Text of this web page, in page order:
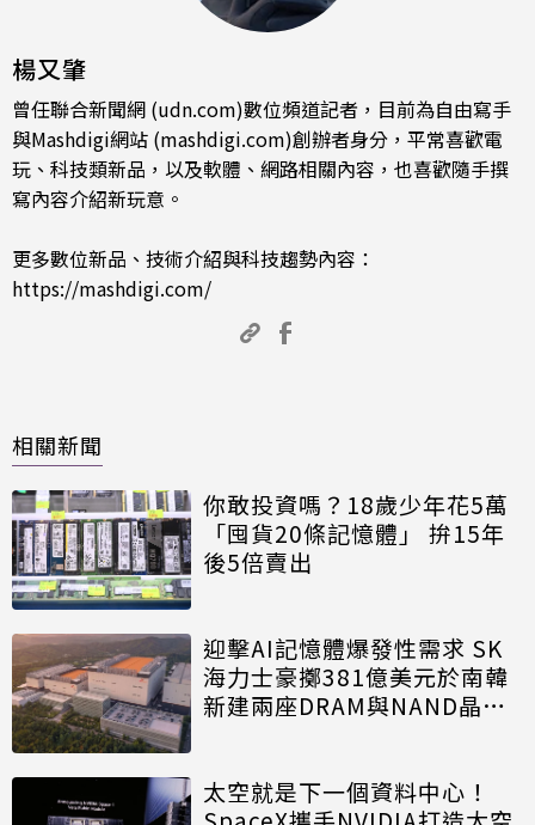
楊又肇
曾任聯合新聞網 (udn.com)數位頻道記者，目前為自由寫手
與Mashdigi網站 (mashdigi.com)創辦者身分，平常喜歡電
玩、科技類新品，以及軟體、網路相關內容，也喜歡隨手撰
寫內容介紹新玩意。
更多數位新品、技術介紹與科技趨勢內容：
https://mashdigi.com/
相關新聞
你敢投資嗎？18歲少年花5萬
「囤貨20條記憶體」 拚15年
後5倍賣出
迎擊AI記憶體爆發性需求 SK
海力士豪擲381億美元於南韓
新建兩座DRAM與NAND晶圓
太空就是下一個資料中心！